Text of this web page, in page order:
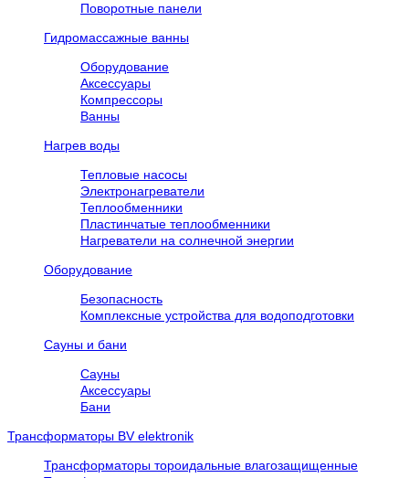
Поворотные панели
Гидромассажные ванны
Оборудование
Аксессуары
Компрессоры
Ванны
Нагрев воды
Тепловые насосы
Электронагреватели
Теплообменники
Пластинчатые теплообменники
Нагреватели на солнечной энергии
Оборудование
Безопасность
Комплексные устройства для водоподготовки
Сауны и бани
Сауны
Аксессуары
Бани
Трансформаторы BV elektronik
Трансформаторы тороидальные влагозащищенные